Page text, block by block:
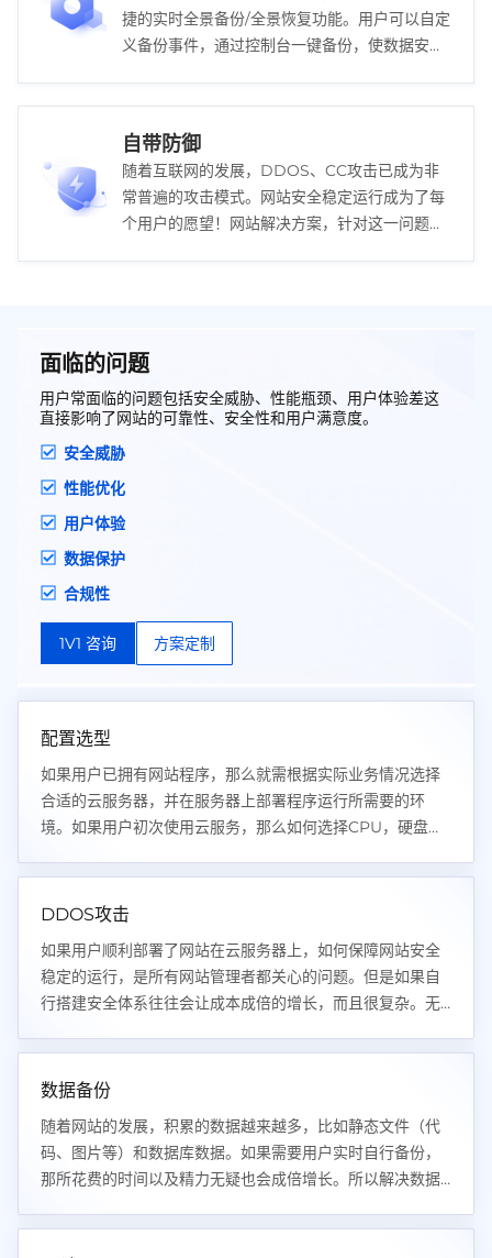
捷的实时全景备份/全景恢复功能。用户可以自定
义备份事件，通过控制台一键备份，使数据安全
自带防御
随着互联网的发展，DDOS、CC攻击已成为非
常普遍的攻击模式。网站安全稳定运行成为了每
个用户的愿望！网站解决方案，针对这一问题，
面临的问题
用户常面临的问题包括安全威胁、性能瓶颈、用户体验差这
直接影响了网站的可靠性、安全性和用户满意度。
安全威胁
性能优化
用户体验
数据保护
合规性
1V1 咨询 方案定制
配置选型
如果用户已拥有网站程序，那么就需根据实际业务情况选择
合适的云服务器，并在服务器上部署程序运行所需要的环
境。如果用户初次使用云服务，那么如何选择CPU，硬盘，
DDOS攻击
如果用户顺利部署了网站在云服务器上，如何保障网站安全
稳定的运行，是所有网站管理者都关心的问题。但是如果自
行搭建安全体系往往会让成本成倍的增长，而且很复杂。无
数据备份
随着网站的发展，积累的数据越来越多，比如静态文件（代
码、图片等）和数据库数据。如果需要用户实时自行备份，
那所花费的时间以及精力无疑也会成倍增长。所以解决数据